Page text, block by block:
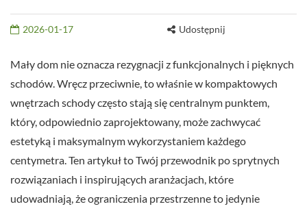
2026-01-17 Udostępnij
Mały dom nie oznacza rezygnacji z funkcjonalnych i pięknych
schodów. Wręcz przeciwnie, to właśnie w kompaktowych
wnętrzach schody często stają się centralnym punktem,
który, odpowiednio zaprojektowany, może zachwycać
estetyką i maksymalnym wykorzystaniem każdego
centymetra. Ten artykuł to Twój przewodnik po sprytnych
rozwiązaniach i inspirujących aranżacjach, które
udowadniają, że ograniczenia przestrzenne to jedynie